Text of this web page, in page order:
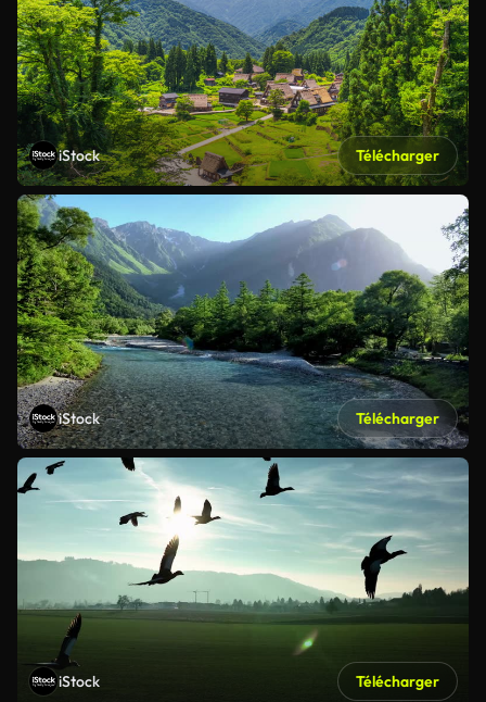
iStock Télécharger
iStock Télécharger
iStock Télécharger